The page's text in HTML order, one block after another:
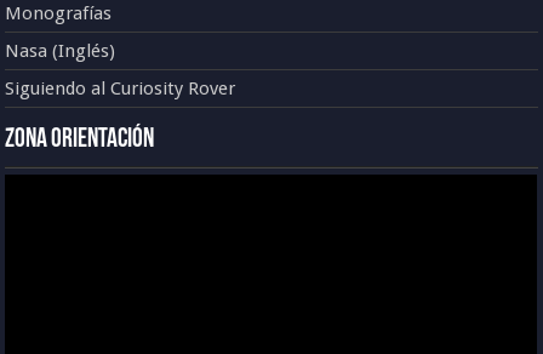
Monografías
Nasa (Inglés)
Siguiendo al Curiosity Rover
Zona Orientación